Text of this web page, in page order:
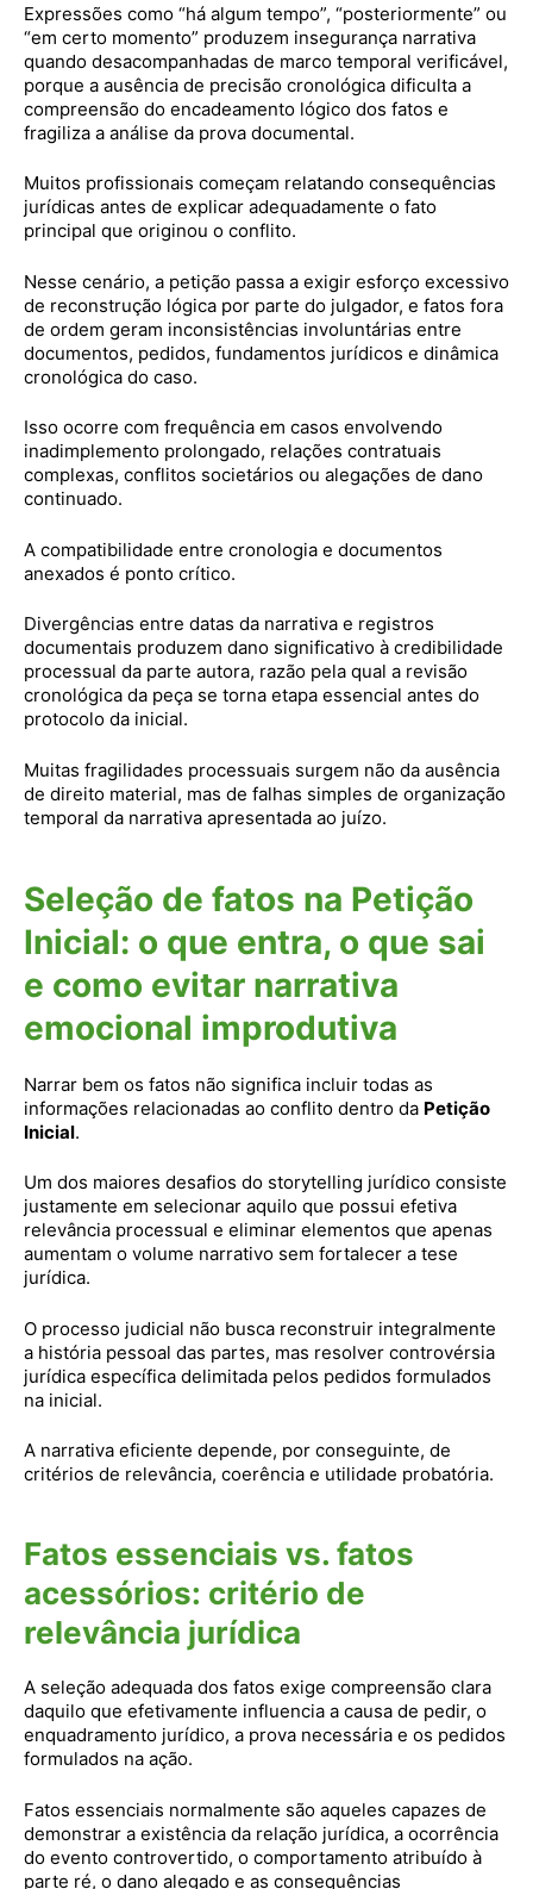
Expressões como “há algum tempo”, “posteriormente” ou
“em certo momento” produzem insegurança narrativa
quando desacompanhadas de marco temporal verificável,
porque a ausência de precisão cronológica dificulta a
compreensão do encadeamento lógico dos fatos e
fragiliza a análise da prova documental.
Muitos profissionais começam relatando consequências
jurídicas antes de explicar adequadamente o fato
principal que originou o conflito.
Nesse cenário, a petição passa a exigir esforço excessivo
de reconstrução lógica por parte do julgador, e fatos fora
de ordem geram inconsistências involuntárias entre
documentos, pedidos, fundamentos jurídicos e dinâmica
cronológica do caso.
Isso ocorre com frequência em casos envolvendo
inadimplemento prolongado, relações contratuais
complexas, conflitos societários ou alegações de dano
continuado.
A compatibilidade entre cronologia e documentos
anexados é ponto crítico.
Divergências entre datas da narrativa e registros
documentais produzem dano significativo à credibilidade
processual da parte autora, razão pela qual a revisão
cronológica da peça se torna etapa essencial antes do
protocolo da inicial.
Muitas fragilidades processuais surgem não da ausência
de direito material, mas de falhas simples de organização
temporal da narrativa apresentada ao juízo.
Seleção de fatos na Petição
Inicial: o que entra, o que sai
e como evitar narrativa
emocional improdutiva
Narrar bem os fatos não significa incluir todas as
informações relacionadas ao conflito dentro da Petição
Inicial.
Um dos maiores desafios do storytelling jurídico consiste
justamente em selecionar aquilo que possui efetiva
relevância processual e eliminar elementos que apenas
aumentam o volume narrativo sem fortalecer a tese
jurídica.
O processo judicial não busca reconstruir integralmente
a história pessoal das partes, mas resolver controvérsia
jurídica específica delimitada pelos pedidos formulados
na inicial.
A narrativa eficiente depende, por conseguinte, de
critérios de relevância, coerência e utilidade probatória.
Fatos essenciais vs. fatos
acessórios: critério de
relevância jurídica
A seleção adequada dos fatos exige compreensão clara
daquilo que efetivamente influencia a causa de pedir, o
enquadramento jurídico, a prova necessária e os pedidos
formulados na ação.
Fatos essenciais normalmente são aqueles capazes de
demonstrar a existência da relação jurídica, a ocorrência
do evento controvertido, o comportamento atribuído à
parte ré, o dano alegado e as consequências